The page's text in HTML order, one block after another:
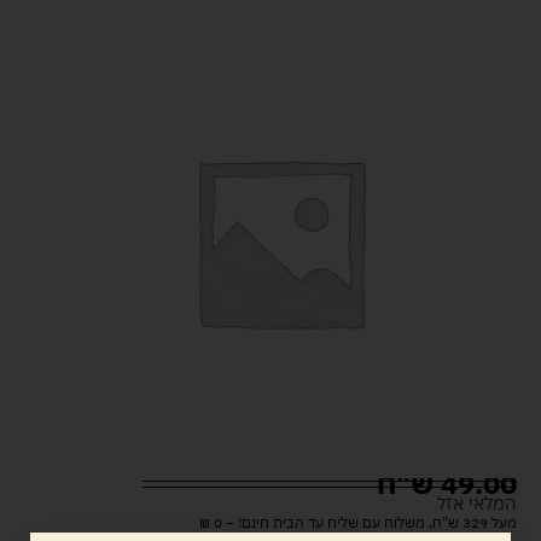
49.00ש"ח
המלאי אזל
מעל 329 ש"ח, משלוח עם שליח עד הבית חינם! – 0 ₪